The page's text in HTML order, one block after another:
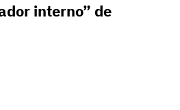
interno” de